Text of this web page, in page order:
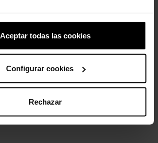
Aceptar todas las cookies
Configurar cookies
Rechazar
Letra dorada B